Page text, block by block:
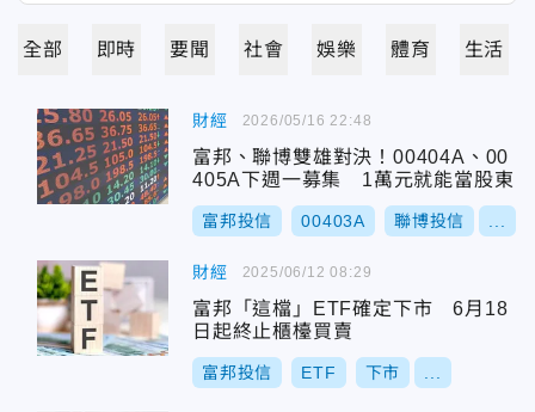
全部 即時 要聞 社會 娛樂 體育 生活
財經
富邦、聯博雙雄對決！00404A、00
405A下週一募集 1萬元就能當股東
富邦投信 00403A 聯博投信
2026/05/16 22:48
財經
富邦「這檔」ETF確定下市 6月18
日起終止櫃檯買賣
富邦投信 ETF 下市
2025/06/12 08:29